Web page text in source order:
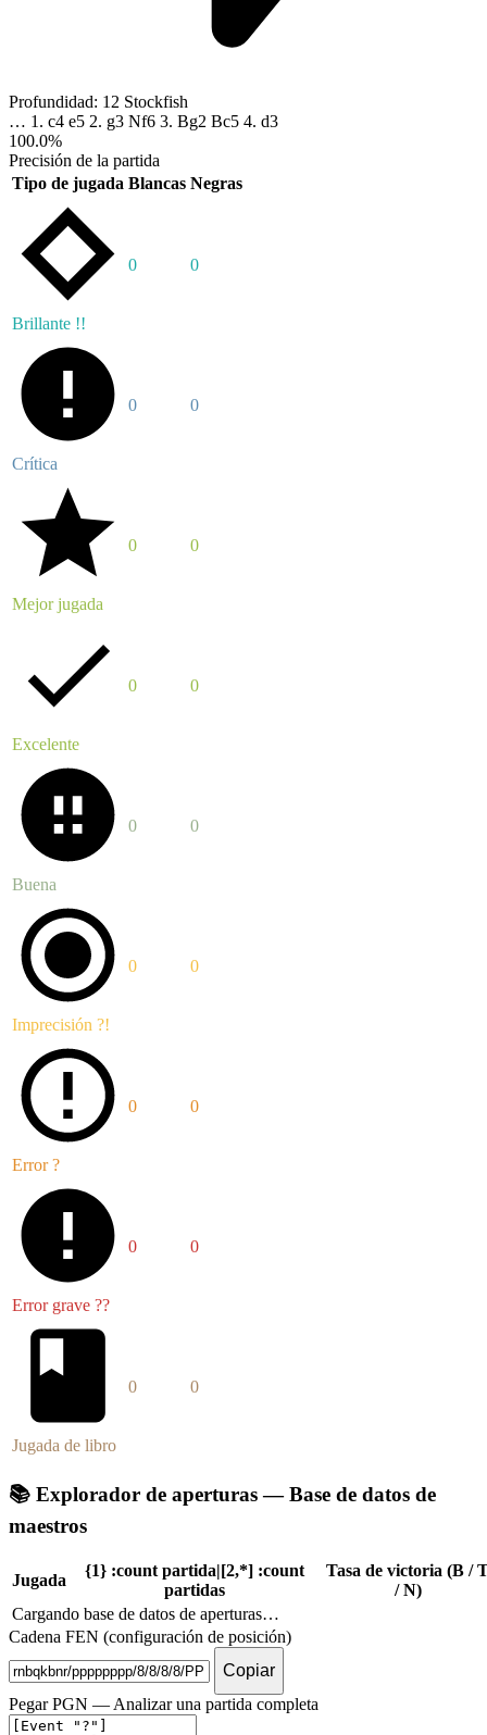
Profundidad: 12 Stockfish
… 1. c4 e5 2. g3 Nf6 3. Bg2 Bc5 4. d3
100.0%
Precisión de la partida
Tipo de jugada Blancas Negras
Brillante !!
0 0
Crítica
0 0
Mejor jugada
0 0
Excelente
0 0
Buena
0 0
Imprecisión ?!
0 0
Error ?
0 0
Error grave ??
0 0
Jugada de libro
0 0
📚 Explorador de aperturas — Base de datos de
maestros
Jugada
{1} :count partida|[2,*] :count
partidas
Tasa de victoria (B /
/ N)
Cargando base de datos de aperturas…
Cadena FEN (configuración de posición)
Copiar
Pegar PGN — Analizar una partida completa